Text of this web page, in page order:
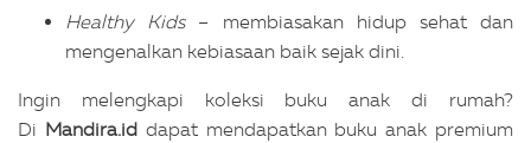
Healthy Kids– membiasakan hidup sehat dan
mengenalkan kebiasaan baik sejak dini.
Ingin melengkapi koleksi buku anak di rumah?
Di Mandira.id dapat mendapatkan buku anak premium